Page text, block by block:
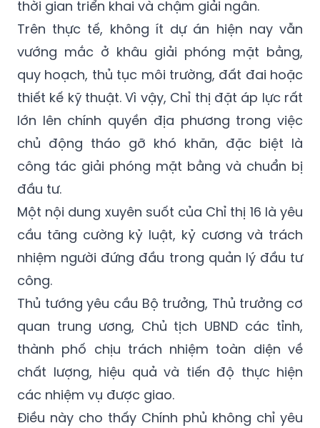
thời gian triển khai và chậm giải ngân.
Trên thực tế, không ít dự án hiện nay vẫn
vướng mắc ở khâu giải phóng mặt bằng,
quy hoạch, thủ tục môi trường, đất đai hoặc
thiết kế kỹ thuật. Vì vậy, Chỉ thị đặt áp lực rất
lớn lên chính quyền địa phương trong việc
chủ động tháo gỡ khó khăn, đặc biệt là
công tác giải phóng mặt bằng và chuẩn bị
đầu tư.
Một nội dung xuyên suốt của Chỉ thị 16 là yêu
cầu tăng cường kỷ luật, kỷ cương và trách
nhiệm người đứng đầu trong quản lý đầu tư
công.
Thủ tướng yêu cầu Bộ trưởng, Thủ trưởng cơ
quan trung ương, Chủ tịch UBND các tỉnh,
thành phố chịu trách nhiệm toàn diện về
chất lượng, hiệu quả và tiến độ thực hiện
các nhiệm vụ được giao.
Điều này cho thấy Chính phủ không chỉ yêu